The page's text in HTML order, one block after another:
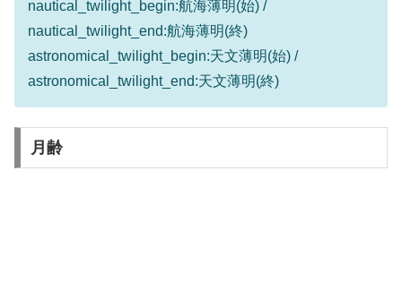
nautical_twilight_begin:航海薄明(始) /
nautical_twilight_end:航海薄明(終)
astronomical_twilight_begin:天文薄明(始) /
astronomical_twilight_end:天文薄明(終)
月齢